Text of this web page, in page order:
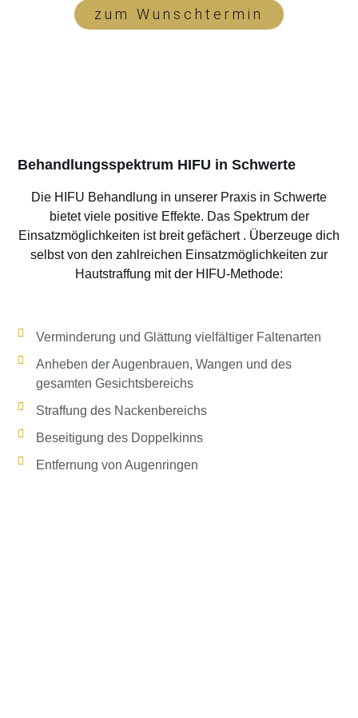
zum Wunschtermin
Behandlungsspektrum HIFU in Schwerte
Die HIFU Behandlung in unserer Praxis in Schwerte
bietet viele positive Effekte. Das Spektrum der
Einsatzmöglichkeiten ist breit gefächert . Überzeuge dich
selbst von den zahlreichen Einsatzmöglichkeiten zur
Hautstraffung mit der HIFU-Methode:
Verminderung und Glättung vielfältiger Faltenarten
Anheben der Augenbrauen, Wangen und des
gesamten Gesichtsbereichs
Straffung des Nackenbereichs
Beseitigung des Doppelkinns
Entfernung von Augenringen